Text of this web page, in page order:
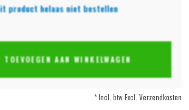
product helaas niet bestellen
TOEVOEGEN AAN WINKELWAGEN
* Incl. btw Excl. Verzendkosten